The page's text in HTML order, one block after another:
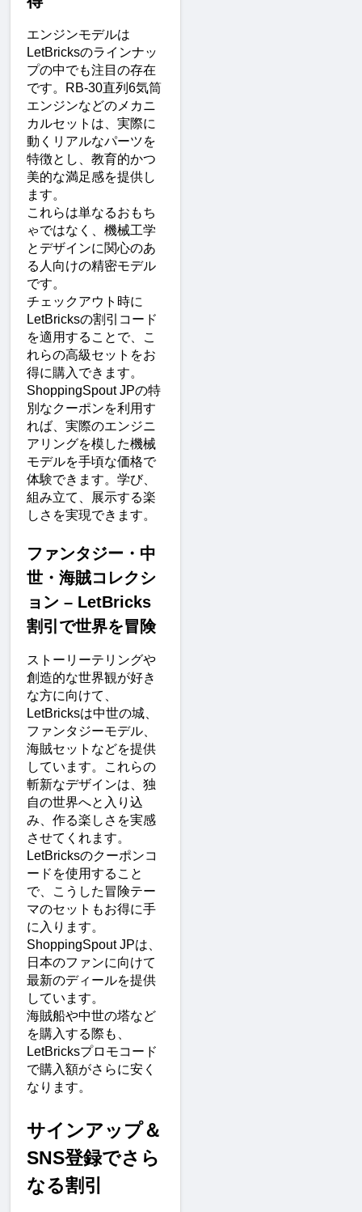
エンジンモデルは
LetBricksのラインナッ
プの中でも注目の存在
です。RB-30直列6気筒
エンジンなどのメカニ
カルセットは、実際に
動くリアルなパーツを
特徴とし、教育的かつ
美的な満足感を提供し
ます。
これらは単なるおもち
ゃではなく、機械工学
とデザインに関心のあ
る人向けの精密モデル
です。
チェックアウト時に
LetBricksの割引コード
を適用することで、こ
れらの高級セットをお
得に購入できます。
ShoppingSpout JPの特
別なクーポンを利用す
れば、実際のエンジニ
アリングを模した機械
モデルを手頃な価格で
体験できます。学び、
組み立て、展示する楽
しさを実現できます。
ファンタジー・中
世・海賊コレクシ
ョン – LetBricks
割引で世界を冒険
ストーリーテリングや
創造的な世界観が好き
な方に向けて、
LetBricksは中世の城、
ファンタジーモデル、
海賊セットなどを提供
しています。これらの
斬新なデザインは、独
自の世界へと入り込
み、作る楽しさを実感
させてくれます。
LetBricksのクーポンコ
ードを使用すること
で、こうした冒険テー
マのセットもお得に手
に入ります。
ShoppingSpout JPは、
日本のファンに向けて
最新のディールを提供
しています。
海賊船や中世の塔など
を購入する際も、
LetBricksプロモコード
で購入額がさらに安く
なります。
サインアップ＆
SNS登録でさら
なる割引